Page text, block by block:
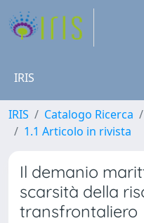
IRIS
IRIS Catalogo Ricerca
1.1 Articolo in rivista
Il demanio
scarsità della
transfrontaliero